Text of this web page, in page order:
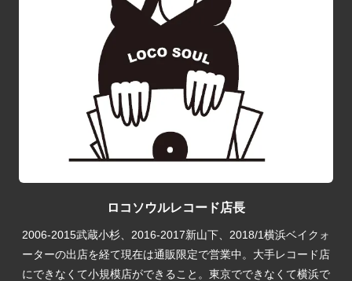
ロコソウルレコード店長
2006-2015武蔵小杉、2016-2017新山下、2018/1横浜ベイクォ
ーターの出店を経て現在は通販限定で営業中。大手レコード店
にできなくて小規模店ができること。東京でできなくて横浜で